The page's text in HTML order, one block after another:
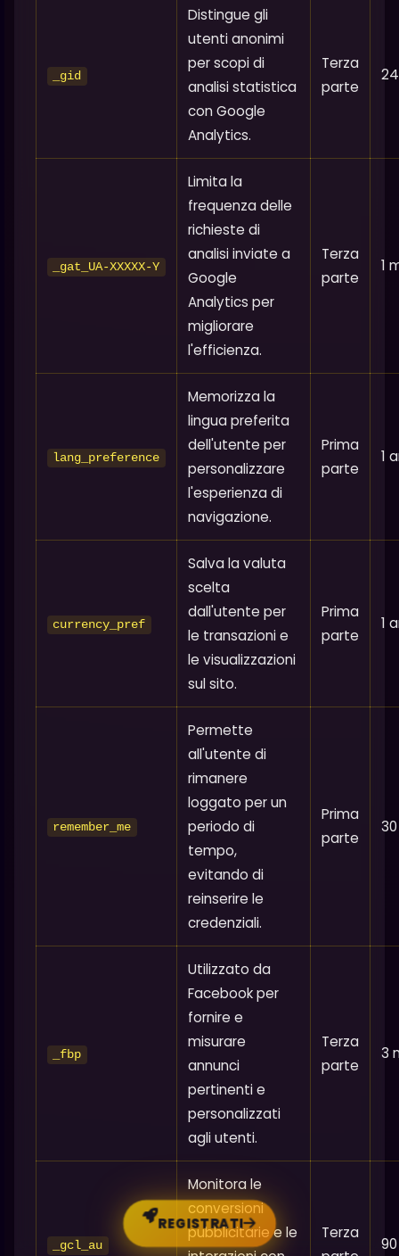
_gid
Distingue gli
utenti anonimi
per scopi di
analisi statistica
con Google
Analytics.
Terza
parte
_gat_UA-XXXXX-Y
Limita la
frequenza delle
richieste di
analisi inviate a
Google
Analytics per
migliorare
l'efficienza.
Terza
parte
1
lang_preference
Memorizza la
lingua preferita
dell'utente per
personalizzare
l'esperienza di
navigazione.
Prima
parte
1
currency_pref
Salva la valuta
scelta
dall'utente per
le transazioni e
le visualizzazioni
sul sito.
Prima
parte
1
remember_me
Permette
all'utente di
rimanere
loggato per un
periodo di
tempo,
evitando di
reinserire le
credenziali.
Prima
parte
_fbp
Utilizzato da
Facebook per
fornire e
misurare
annunci
pertinenti e
personalizzati
agli utenti.
Terza
parte
3
_gcl_au
Monitora le
conversioni
pubblicitarie e le
Terza
REGISTRATI